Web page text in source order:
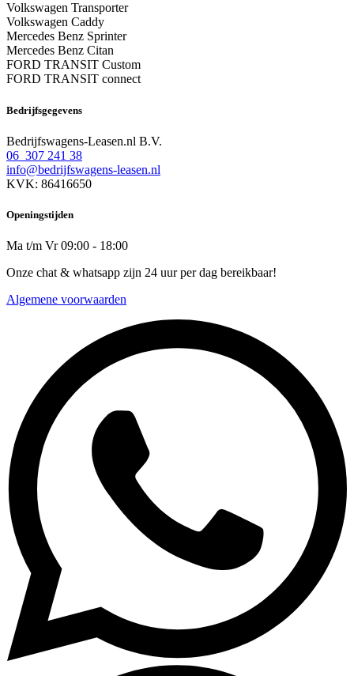
Volkswagen Transporter
Volkswagen Caddy
Mercedes Benz Sprinter
Mercedes Benz Citan
FORD TRANSIT Custom
FORD TRANSIT connect
Bedrijfsgegevens
Bedrijfswagens-Leasen.nl B.V.
06 307 241 38
info@bedrijfswagens-leasen.nl
KVK: 86416650
Openingstijden
Ma t/m Vr 09:00 - 18:00
Onze chat & whatsapp zijn 24 uur per dag bereikbaar!
Algemene voorwaarden